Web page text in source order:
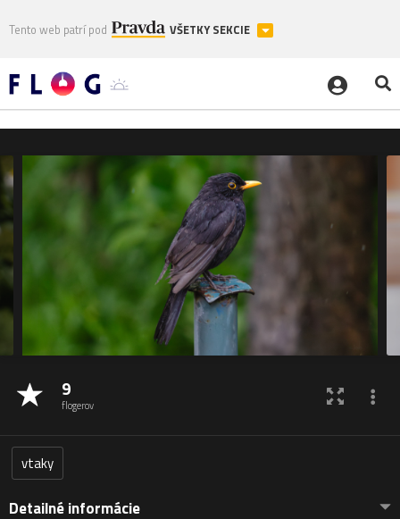
Tento web patrí pod VŠETKY SEKCIE
9
flogerov
vtaky
Detailné informácie